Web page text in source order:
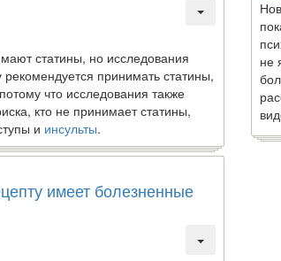
статины, но исследования
рекомендуется принимать статины,
что исследования также
кто не принимает статины,
и инсульты.
имеет болезненные
не